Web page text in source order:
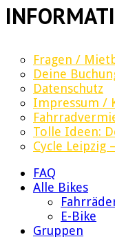
Fragen /
Deine
Datenschutz
Impressum /
Tolle Ideen:
Cycle Leipzig
FAQ
Alle Bikes
E-Bike
Gruppen